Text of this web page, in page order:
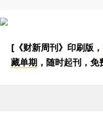
[《财新周刊》印刷版，
藏单期 ，随时起刊，